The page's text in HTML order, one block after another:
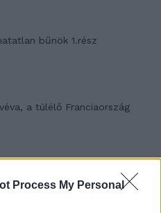
Process My Personal
bűnök 1.rész
a túlélő Franciaország